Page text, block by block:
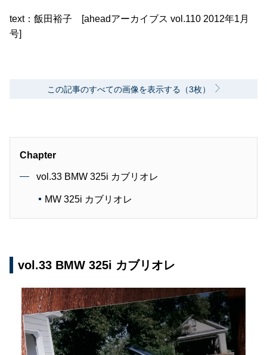
text：飯田裕子 [aheadアーカイブス vol.110 2012年1月
号]
この記事のすべての画像を表示する（3枚）
Chapter
vol.33 BMW 325i カブリオレ
MW 325i カブリオレ
vol.33 BMW 325i カブリオレ